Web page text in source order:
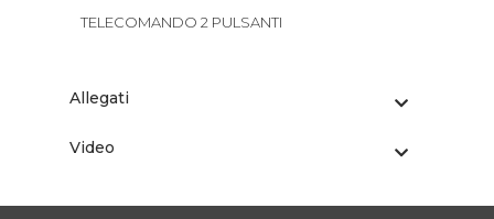
TELECOMANDO 2 PULSANTI
Allegati
Video